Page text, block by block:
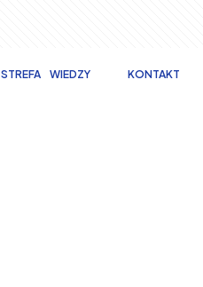
STREFA WIEDZY KONTAKT